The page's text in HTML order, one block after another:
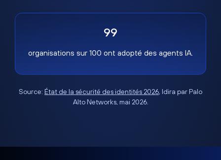
99
organisations sur 100 ont adopté des agents IA.
Source: État de la sécurité des identités 2026, Idira par Palo
Alto Networks, mai 2026.